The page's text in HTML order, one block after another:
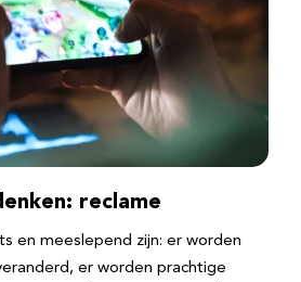
reclame
en meeslepend zijn: er worden
er worden prachtige